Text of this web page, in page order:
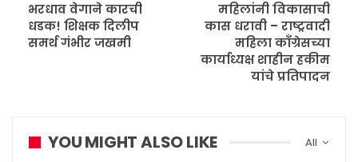
भरधाव वेगाने कारची
धडक! शिक्षक दिलीप
समर्थ गंभीर जखमी
महिलांनी विकासाची
कास धरावी – राष्ट्रवादी
महिला काँग्रेसच्या
कार्याध्यक्ष शाहीन हकीम
यांचे प्रतिपादन
All
YOU MIGHT ALSO LIKE